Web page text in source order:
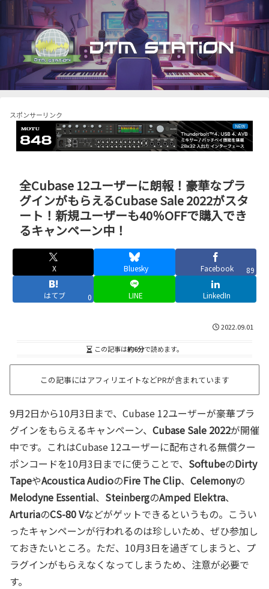
スポンサーリンク
全Cubase 12ユーザーに朗報！豪華なプラ
グインがもらえるCubase Sale 2022がスタ
ート！新規ユーザーも40％OFFで購入でき
るキャンペーン中！
X Bluesky Facebook 89
はてブ 0 LINE LinkedIn
2022.09.01
この記事は約6分で読めます。
この記事にはアフィリエイトなどPRが含まれています
9月2日から10月3日まで、Cubase 12ユーザーが豪華プラ
グインをもらえるキャンペーン、 Cubase Sale 2022が開催
中です。これはCubase 12ユーザーに配布される無償クー
ポンコードを10月3日までに使うことで、 SoftubeのDirty
TapeやAcoustica AudioのFire The Clip、 Celemonyの
Melodyne Essential、 SteinbergのAmped Elektra、
ArturiaのCS-80 Vなどがゲットできるというもの。こうい
ったキャンペーンが行われるのは珍しいため、ぜひ参加し
ておきたいところ。ただ、10月3日を過ぎてしまうと、プ
ラグインがもらえなくなってしまうため、注意が必要で
す。